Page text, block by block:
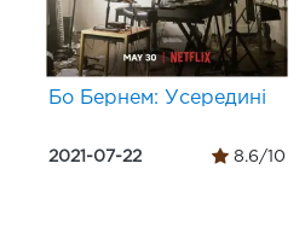
Бо Бернем: Усередині
2021-07-22 8.6/10